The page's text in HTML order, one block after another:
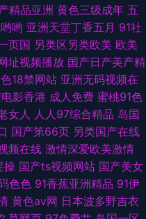
精品亚洲 黄色三级成年 五
哟 亚洲天堂丁香五月 91社
页国 另类区另类欧美 欧美
址视频播放 国产日产美产精
18禁网站 亚洲无码视频在
影香港 成人免费 蜜桃91色
女人 人人97综合精品 岛国
国产第66页 另类国产在线
频在线 激情深爱欧美激情
操 国产ts视频网站 国产美女
色色 91香蕉亚洲精品 91伊
黄色av网 日本波多野吉衣